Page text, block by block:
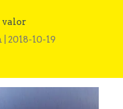
valor
2018-10-19